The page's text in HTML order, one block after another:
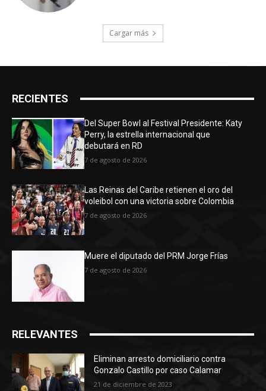
Cargar más
RECIENTES
Del Super Bowl al Festival Presidente: Katy
Perry, la estrella internacional que
debutará en RD
7 de agosto de 2026
Las Reinas del Caribe retienen el oro del
voleibol con una victoria sobre Colombia
7 de agosto de 2026
Muere el diputado del PRM Jorge Frías
7 de agosto de 2026
RELEVANTES
Eliminan arresto domiciliario contra
Gonzalo Castillo por caso Calamar
21 de diciembre de 2023